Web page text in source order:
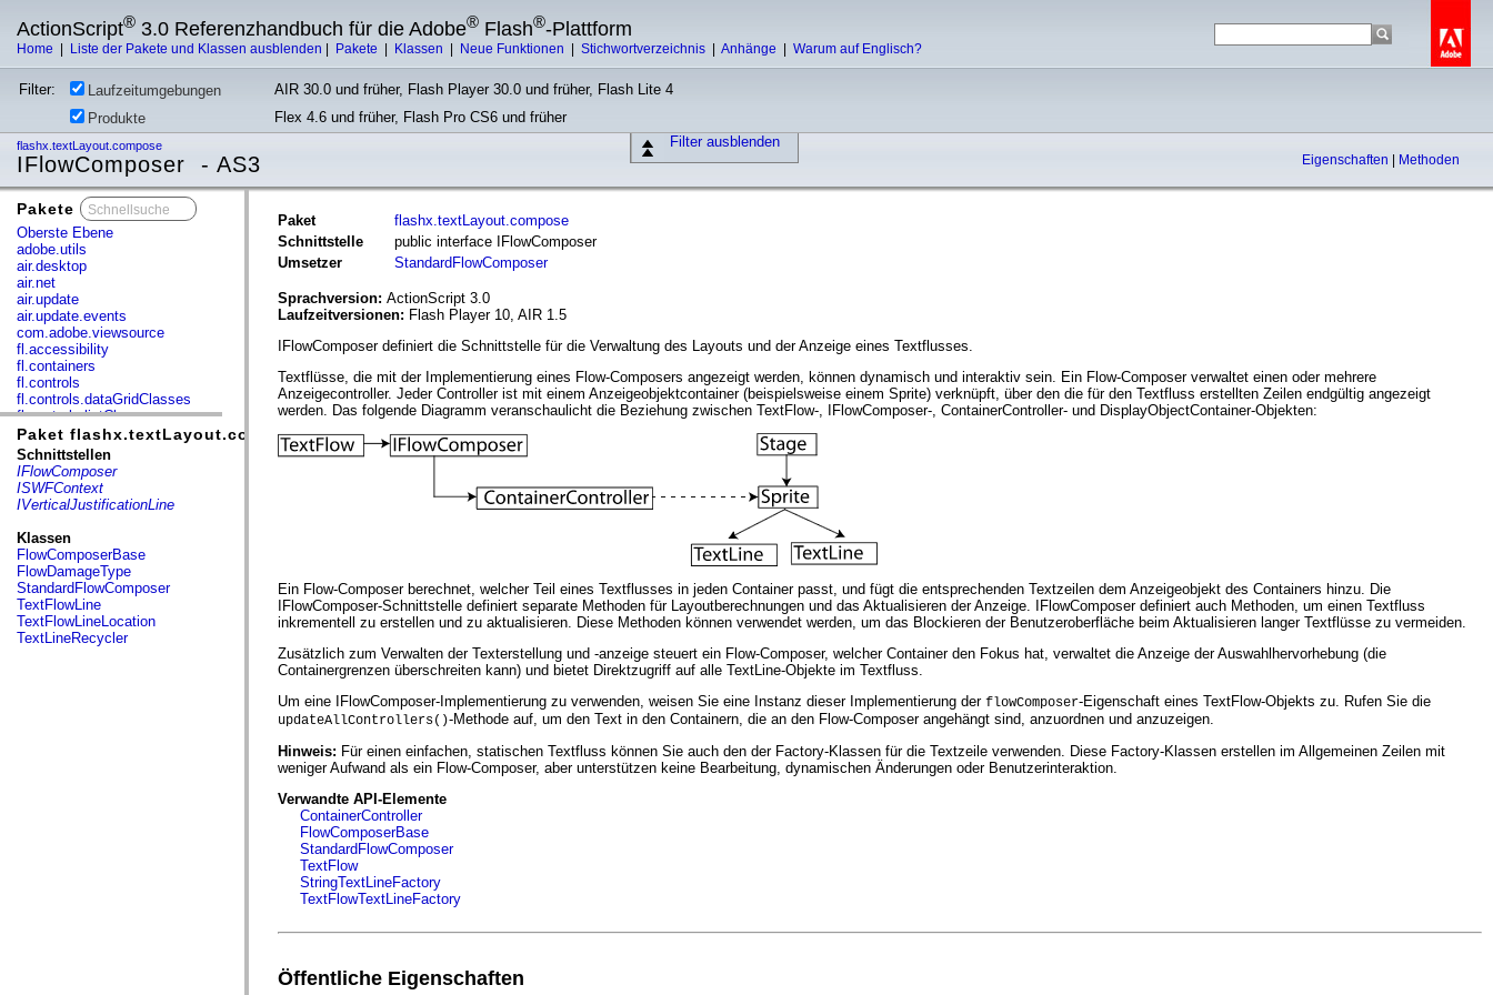
ActionScript® 3.0 Referenzhandbuch für die Adobe® Flash®-Plattform
Home Liste der Pakete und Klassen ausblenden Pakete Klassen Neue Funktionen Stichwortverzeichnis Anhänge Warum auf Englisch?
Filter: Laufzeitumgebungen
AIR 30.0 und früher, Flash Player 30.0 und früher, Flash Lite 4
Produkte
Flex 4.6 und früher, Flash Pro CS6 und früher
Filter ausblenden
flashx.textLayout.compose
IFlowComposer - AS3 Eigenschaften Methoden
Pakete
Oberste Ebene
adobe.utils
air.desktop
air.net
air.update
air.update.events
com.adobe.viewsource
fl.accessibility
fl.containers
fl.controls
fl.controls.dataGridClasses
fl.controls.listClasses
fl.controls.progressBarClasses
fl.core
fl.data
fl.display
fl.events
fl.lang
fl.livepreview
fl.managers
fl.motion
fl.motion.easing
fl.rsl
fl.text
Paket flashx.textLayout.compose
Schnittstellen
IFlowComposer
ISWFContext
IVerticalJustificationLine
Klassen
FlowComposerBase
FlowDamageType
StandardFlowComposer
TextFlowLine
TextFlowLineLocation
TextLineRecycler
Paket
flashx.textLayout.compose
Schnittstelle
public interface IFlowComposer
Umsetzer
StandardFlowComposer
Sprachversion: ActionScript 3.0
Laufzeitversionen: Flash Player 10, AIR 1.5
IFlowComposer definiert die Schnittstelle für die Verwaltung des Layouts und der Anzeige eines Textflusses.
Textflüsse, die mit der Implementierung eines Flow-Composers angezeigt werden, können dynamisch und interaktiv sein. Ein Flow-Composer verwaltet einen oder mehrere
Anzeigecontroller. Jeder Controller ist mit einem Anzeigeobjektcontainer (beispielsweise einem Sprite) verknüpft, über den die für den Textfluss erstellten Zeilen endgültig angezeigt
werden. Das folgende Diagramm veranschaulicht die Beziehung zwischen TextFlow-, IFlowComposer-, ContainerController- und DisplayObjectContainer-Objekten:
Ein Flow-Composer berechnet, welcher Teil eines Textflusses in jeden Container passt, und fügt die entsprechenden Textzeilen dem Anzeigeobjekt des Containers hinzu. Die
IFlowComposer-Schnittstelle definiert separate Methoden für Layoutberechnungen und das Aktualisieren der Anzeige. IFlowComposer definiert auch Methoden, um einen Textfluss
inkrementell zu erstellen und zu aktualisieren. Diese Methoden können verwendet werden, um das Blockieren der Benutzeroberfläche beim Aktualisieren langer Textflüsse zu vermeiden.
Zusätzlich zum Verwalten der Texterstellung und -anzeige steuert ein Flow-Composer, welcher Container den Fokus hat, verwaltet die Anzeige der Auswahlhervorhebung (die
Containergrenzen überschreiten kann) und bietet Direktzugriff auf alle TextLine-Objekte im Textfluss.
Um eine IFlowComposer-Implementierung zu verwenden, weisen Sie eine Instanz dieser Implementierung der flowComposer-Eigenschaft eines TextFlow-Objekts zu. Rufen Sie die
updateAllControllers()-Methode auf, um den Text in den Containern, die an den Flow-Composer angehängt sind, anzuordnen und anzuzeigen.
Hinweis: Für einen einfachen, statischen Textfluss können Sie auch den der Factory-Klassen für die Textzeile verwenden. Diese Factory-Klassen erstellen im Allgemeinen Zeilen mit
weniger Aufwand als ein Flow-Composer, aber unterstützen keine Bearbeitung, dynamischen Änderungen oder Benutzerinteraktion.
Verwandte API-Elemente
ContainerController
FlowComposerBase
StandardFlowComposer
TextFlow
StringTextLineFactory
TextFlowTextLineFactory
Öffentliche Eigenschaften